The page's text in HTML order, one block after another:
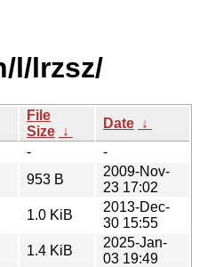
l/lrzsz/
File
Size ↓
Date ↓
-
-
953 B
2009-Nov-
23 17:02
1.0 KiB
2013-Dec-
30 15:55
1.4 KiB
2025-Jan-
03 19:49